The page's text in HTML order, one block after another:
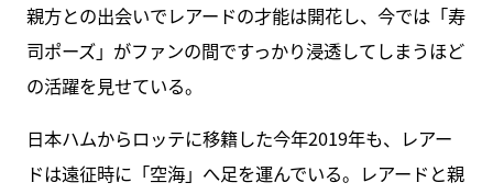
親方との出会いでレアードの才能は開花し、今では「寿
司ポーズ」がファンの間ですっかり浸透してしまうほど
の活躍を見せている。
日本ハムからロッテに移籍した今年2019年も、レアー
ドは遠征時に「空海」へ足を運んでいる。レアードと親